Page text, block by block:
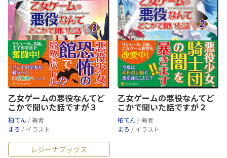
乙女ゲームの悪役なんてど
こかで聞いた話ですが３
柏てん / 著者
まろ / イラスト
乙女ゲームの悪役なんてど
こかで聞いた話ですが２
柏てん / 著者
まろ / イラスト
レジーナブックス